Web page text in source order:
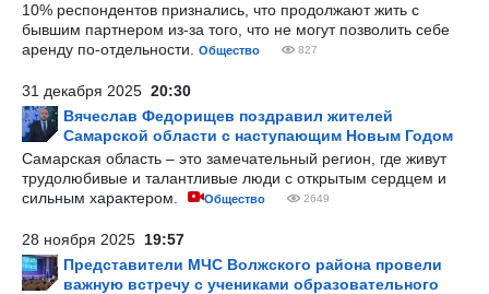
10% респондентов признались, что продолжают жить с
бывшим партнером из-за того, что не могут позволить себе
аренду по-отдельности.
Общество 827
31 декабря 2025 20:30
Вячеслав Федорищев поздравил жителей
Самарской области с наступающим Новым Годом
Самарская область – это замечательный регион, где живут
трудолюбивые и талантливые люди с открытым сердцем и
сильным характером.
Общество 2649
28 ноября 2025 19:57
Представители МЧС Волжского района провели
важную встречу с учениками образовательного